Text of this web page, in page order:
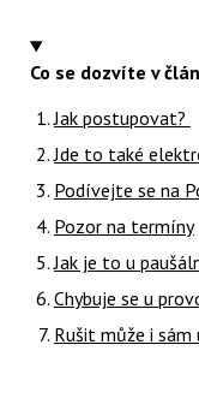
Co se dozvíte v
Jak postupovat?
Jde to také
Podívejte se na
Pozor na termíny
Jak je to u
Chybuje se u
Rušit může i sám